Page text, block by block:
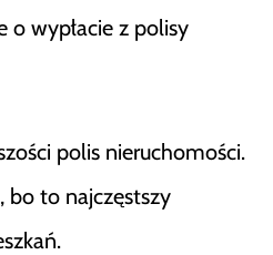
o wypłacie z polisy
polis nieruchomości.
bo to najczęstszy